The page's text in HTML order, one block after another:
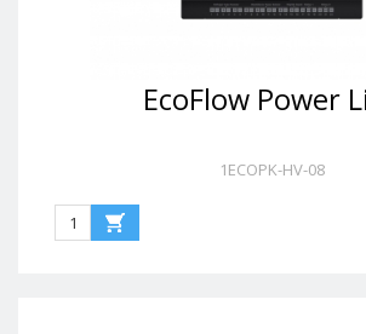
EcoFlow Power
1ECOPK-HV-08